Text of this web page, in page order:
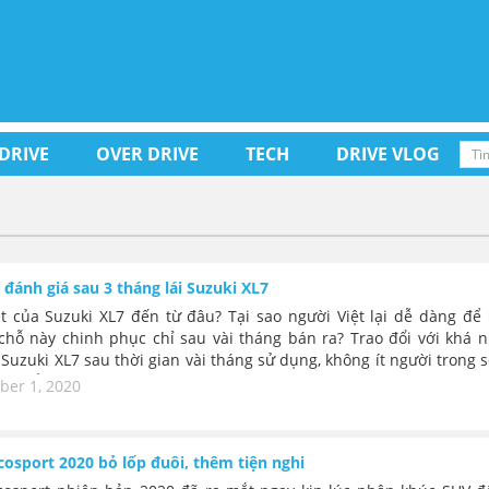
OVER DRIVE TECH
DRIVE VLOG
Chủ xe đánh giá sau 3 tháng lái Suzuki XL7
của Suzuki XL7 đến từ đâu? Tại sao người Việt lại dễ dàng để
này chinh phục chỉ sau vài tháng bán ra? Trao đổi với khá
XL7 sau thời gian vài tháng sử dụng, không ít người trong
rằng, quyết định chọn mua chiếc xe này là hoàn toàn sáng
như ý, tuy nhiên khi so với số tiền bỏ ra để sở hữu xe, anh
1, 2020
2020 bỏ lốp đuôi, thêm tiện nghi